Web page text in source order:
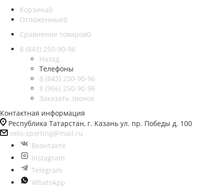
Корзина0
Отложенные0
Сравнение товаров0
8 (843) 250-90-96
Назад
Телефоны
8 (843) 250-90-96
8 (966) 250-90-96
Заказать звонок
Контактная информация
Республика Татарстан, г. Казань ул. пр. Победы д. 100
velo-sporting@mail.ru
Вконтакте
Instagram
Telegram
WhatsApp